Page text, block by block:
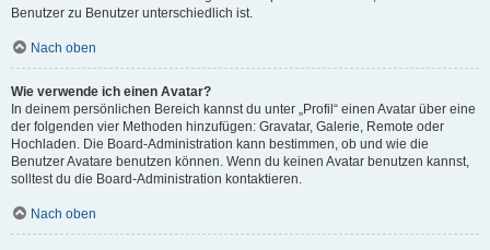
Benutzer zu Benutzer unterschiedlich ist.
Nach oben
Wie verwende ich einen Avatar?
In deinem persönlichen Bereich kannst du unter „Profil“ einen Avatar über eine
der folgenden vier Methoden hinzufügen: Gravatar, Galerie, Remote oder
Hochladen. Die Board-Administration kann bestimmen, ob und wie die
Benutzer Avatare benutzen können. Wenn du keinen Avatar benutzen kannst,
solltest du die Board-Administration kontaktieren.
Nach oben